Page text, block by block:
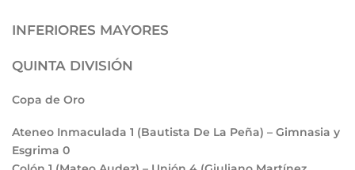
INFERIORES MAYORES
QUINTA DIVISIÓN
Copa de Oro
Ateneo Inmaculada 1 (Bautista De La Peña) – Gimnasia y
Esgrima 0